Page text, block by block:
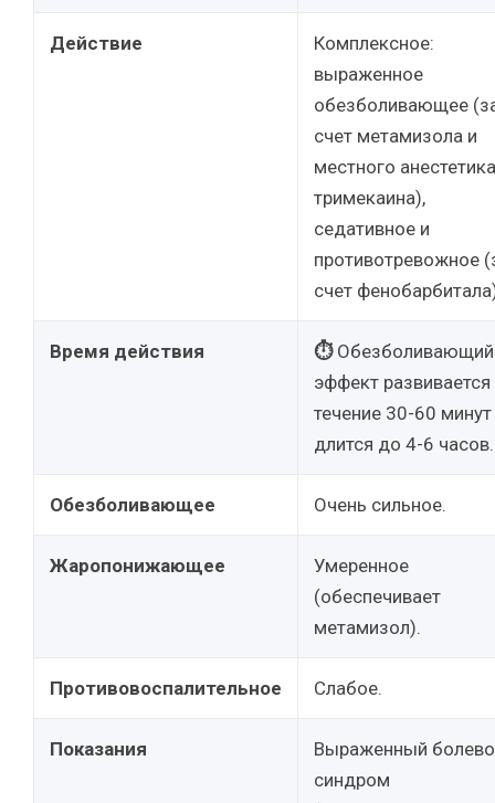
Действие
Комплексное:
выраженное
обезболивающее
счет метамизола и
местного анестетика
тримекаина),
седативное и
противотревожное
счет
Время действия ⏱Обезболивающий
эффект развивается
течение 30-60 минут
длится до 4-6 часов.
Обезболивающее Очень сильное.
Жаропонижающее
Умеренное
(обеспечивает
метамизол).
Противовоспалительное Слабое.
Показания
Выраженный
синдром